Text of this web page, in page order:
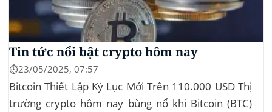
Tin tức nổi bật crypto hôm nay
⏱️23/05/2025, 07:57
Bitcoin Thiết Lập Kỷ Lục Mới Trên 110.000 USD Thị
trường crypto hôm nay bùng nổ khi Bitcoin (BTC)